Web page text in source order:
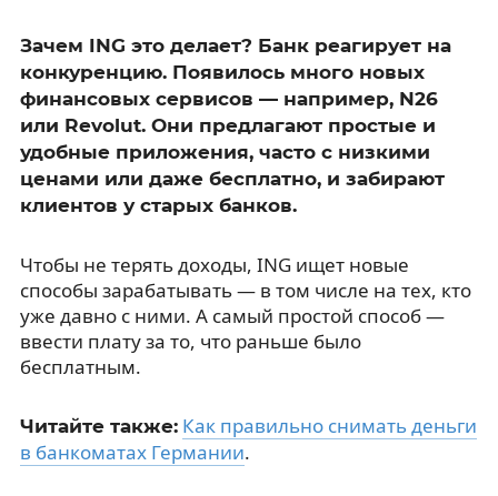
Зачем ING это делает? Банк реагирует на
конкуренцию. Появилось много новых
финансовых сервисов — например, N26
или Revolut. Они предлагают простые и
удобные приложения, часто с низкими
ценами или даже бесплатно, и забирают
клиентов у старых банков.
Чтобы не терять доходы, ING ищет новые
способы зарабатывать — в том числе на тех, кто
уже давно с ними. А самый простой способ —
ввести плату за то, что раньше было
бесплатным.
Читайте также: Как правильно снимать деньги
в банкоматах Германии.